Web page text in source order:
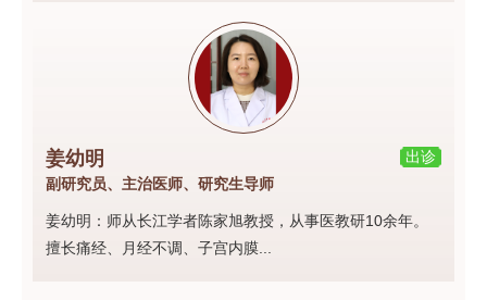
出诊
姜幼明
副研究员、主治医师、研究生导师
姜幼明：师从长江学者陈家旭教授，从事医教研10余年。
擅长痛经、月经不调、子宫内膜...